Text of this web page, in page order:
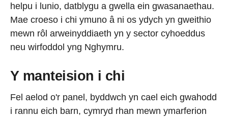
helpu i lunio, datblygu a gwella ein gwasanaethau.
Mae croeso i chi ymuno â ni os ydych yn gweithio
mewn rôl arweinyddiaeth yn y sector cyhoeddus
neu wirfoddol yng Nghymru.
Y manteision i chi
Fel aelod o'r panel, byddwch yn cael eich gwahodd
i rannu eich barn, cymryd rhan mewn ymarferion